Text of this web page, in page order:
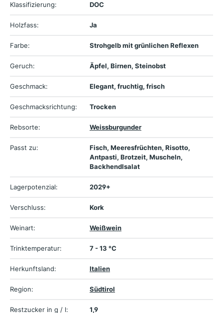
Klassifizierung: DOC
Holzfass: Ja
Farbe: Strohgelb mit grünlichen Reflexen
Geruch: Äpfel, Birnen, Steinobst
Geschmack: Elegant, fruchtig, frisch
Geschmacksrichtung: Trocken
Rebsorte: Weissburgunder
Passt zu:
Fisch, Meeresfrüchten, Risotto,
Antpasti, Brotzeit, Muscheln,
Backhendlsalat
Lagerpotenzial: 2029+
Verschluss: Kork
Weinart: Weißwein
Trinktemperatur: 7 - 13 °C
Herkunftsland: Italien
Region: Südtirol
Restzucker in g / l: 1,9